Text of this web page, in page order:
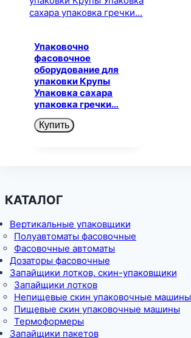
Упаковочно
фасовочное
оборудование для
упаковки Крупы
Упаковка сахара
упаковка гречки…
Купить
КАТАЛОГ
Вертикальные упаковщики
Полуавтоматы фасовочные
Фасовочные автоматы
Дозаторы фасовочные
Запайщики лотков, скин-упаковщики
Запайщики лотков
Непищевые скин упаковочные машины
Пищевые скин упаковочные машины
Термоформеры
Запайщики пакетов